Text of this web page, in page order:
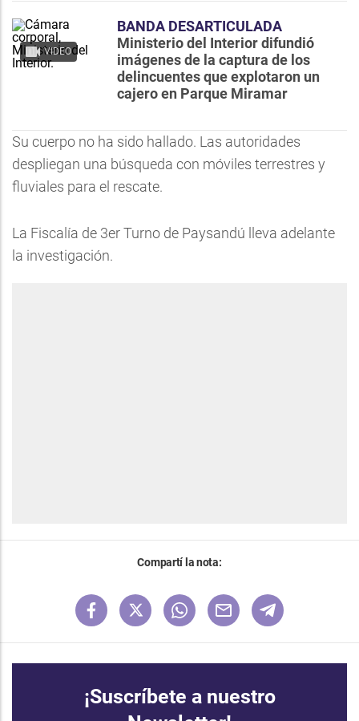
VIDEO
BANDA DESARTICULADA
Ministerio del Interior difundió
imágenes de la captura de los
delincuentes que explotaron un
cajero en Parque Miramar
Su cuerpo no ha sido hallado. Las autoridades
despliegan una búsqueda con móviles terrestres y
fluviales para el rescate.
La Fiscalía de 3er Turno de Paysandú lleva adelante
la investigación.
Compartí la nota:
¡Suscríbete a nuestro